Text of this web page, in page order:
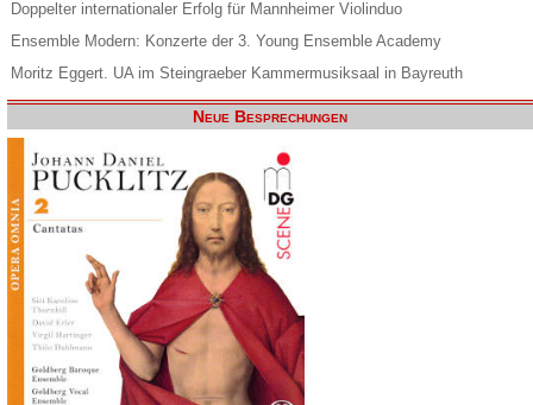
Doppelter internationaler Erfolg für Mannheimer Violinduo
Ensemble Modern: Konzerte der 3. Young Ensemble Academy
Moritz Eggert. UA im Steingraeber Kammermusiksaal in Bayreuth
Neue Besprechungen